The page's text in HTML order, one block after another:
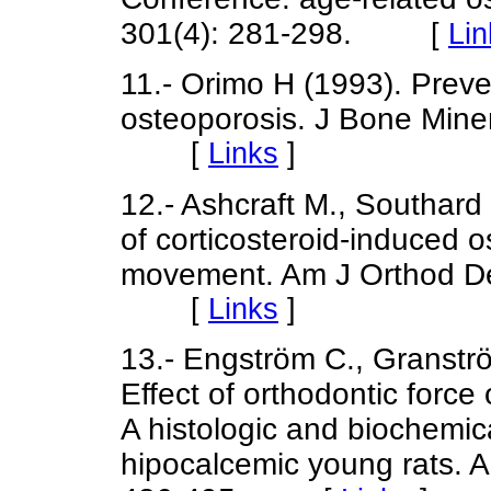
301(4): 281-298. [
11.- Orimo H (1993).
osteoporosis. J Bone
[ Links ]
12.- Ashcraft M.,
of corticosteroid-induced
movement. Am J Orthod
[ Links ]
13.- Engström C.,
Effect of orthodontic
A histologic and
hipocalcemic young rats.